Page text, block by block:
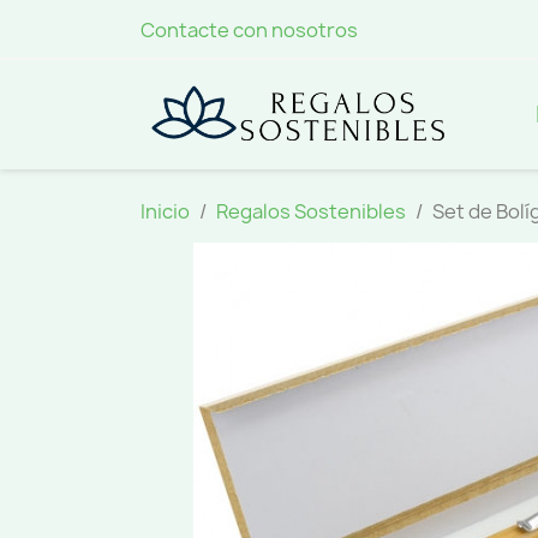
Contacte con nosotros
Inicio Regalos Sostenibles Set de